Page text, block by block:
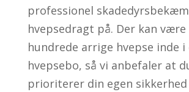
professionel
hvepsedragt på. Der kan være
hundrede arrige hvepse inde i
hvepsebo, så vi anbefaler at
prioriterer din egen